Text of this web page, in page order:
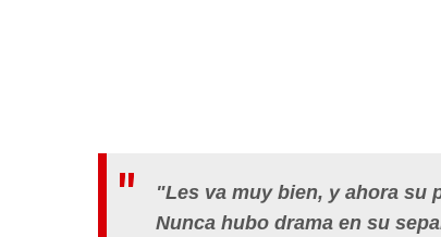
"Les va muy bien, y ahora su
Nunca hubo drama en su